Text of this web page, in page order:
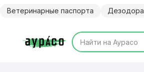
Ветеринарные паспорта